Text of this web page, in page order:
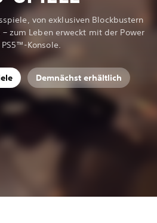
von exklusiven Blockbustern
zum Leben erweckt mit der Power
Konsole.
Demnächst erhältlich